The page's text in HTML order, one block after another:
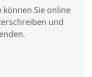
Sie online
und